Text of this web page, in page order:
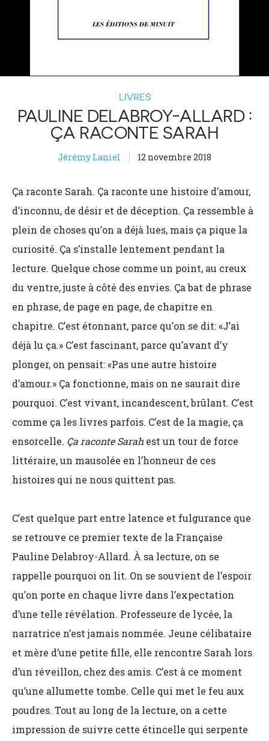
LIVRES
PAULINE DELABROY-ALLARD :
ÇA RACONTE SARAH
Jérémy Laniel 12 novembre 2018
Ça raconte Sarah. Ça raconte une histoire d’amour,
d’inconnu, de désir et de déception. Ça ressemble à
plein de choses qu’on a déjà lues, mais ça pique la
curiosité. Ça s’installe lentement pendant la
lecture. Quelque chose comme un point, au creux
du ventre, juste à côté des envies. Ça bat de phrase
en phrase, de page en page, de chapitre en
chapitre. C’est étonnant, parce qu’on se dit: «J’ai
déjà lu ça.» C’est fascinant, parce qu’avant d’y
plonger, on pensait: «Pas une autre histoire
d’amour.» Ça fonctionne, mais on ne saurait dire
pourquoi. C’est vivant, incandescent, brûlant. C’est
comme ça les livres parfois. C’est de la magie, ça
ensorcelle. Ça raconte Sarah est un tour de force
littéraire, un mausolée en l’honneur de ces
histoires qui ne nous quittent pas.
C’est quelque part entre latence et fulgurance que
se retrouve ce premier texte de la Française
Pauline Delabroy-Allard. À sa lecture, on se
rappelle pourquoi on lit. On se souvient de l’espoir
qu’on porte en chaque livre dans l’expectation
d’une telle révélation. Professeure de lycée, la
narratrice n’est jamais nommée. Jeune célibataire
et mère d’une petite fille, elle rencontre Sarah lors
d’un réveillon, chez des amis. C’est à ce moment
qu’une allumette tombe. Celle qui met le feu aux
poudres. Tout au long de la lecture, on a cette
impression de suivre cette étincelle qui serpente